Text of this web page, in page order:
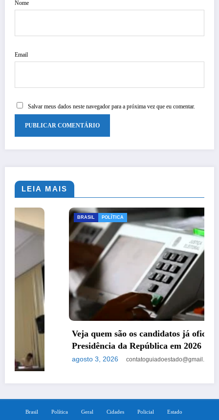
Nome
Email
Salvar meus dados neste navegador para a próxima vez que eu comentar.
LEIA MAIS
Veja quem são os candidatos já oficializados à
Presidência da República em 2026
agosto 3, 2026 contatoguiadoestado@gmail.com
Brasil Política Geral Cidades Policial Estado